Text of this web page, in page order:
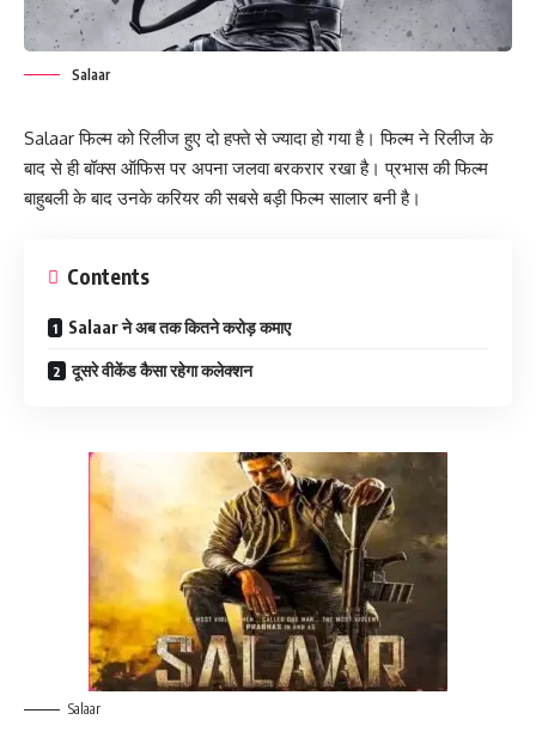
Salaar
Salaar फिल्म को रिलीज हुए दो हफ्ते से ज्यादा हो गया है। फिल्म ने रिलीज के
बाद से ही बॉक्स ऑफिस पर अपना जलवा बरकरार रखा है। प्रभास की फिल्म
बाहुबली के बाद उनके करियर की सबसे बड़ी फिल्म सालार बनी है।
Contents
Salaar ने अब तक कितने करोड़ कमाए
दूसरे वीकेंड कैसा रहेगा कलेक्शन
Salaar